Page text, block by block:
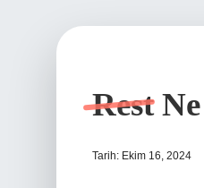
Rest
Tarih: Ekim 16, 2024